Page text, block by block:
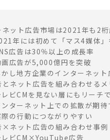
ット広告市場は2021年も2桁
年には初めて「マス4媒体」
広告は30％以上の成長率
広告が5,000億円を突破
し地方企業のインターネット
ネット広告を組み合わせるメ
ビCMを見ない層にもリーチ
ターネット上での拡散が期待
の行動につながりやすい
×ネット広告の組み合わせ事例
ビCM×YouTube広告